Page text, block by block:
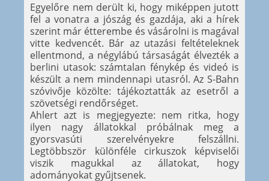
Egyelőre nem derült ki, hogy miképpen jutott
fel a vonatra a jószág és gazdája, aki a hírek
szerint már étterembe és vásárolni is magával
vitte kedvencét. Bár az utazási feltételeknek
ellentmond, a négylábú társaságát élvezték a
berlini utasok: számtalan fénykép és videó is
készült a nem mindennapi utasról. Az S-Bahn
szóvivője közölte: tájékoztatták az esetről a
szövetségi rendőrséget.
Ahlert azt is megjegyezte: nem ritka, hogy
ilyen nagy állatokkal próbálnak meg a
gyorsvasúti szerelvényekre felszállni.
Legtöbbször különféle cirkuszok képviselői
viszik magukkal az állatokat, hogy
adományokat gyűjtsenek.